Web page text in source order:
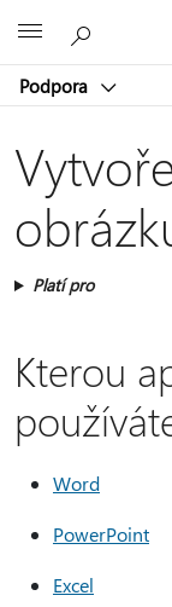
Podpora
Platí pro
Kterou
Word
PowerPoint
Excel